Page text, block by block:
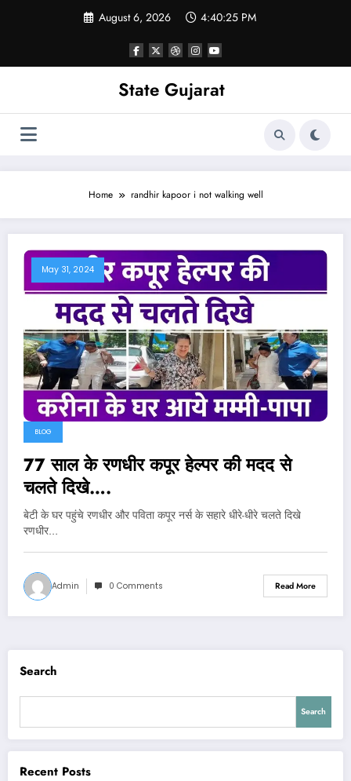
August 6, 2026 4:40:25 PM
State Gujarat
Home randhir kapoor i not walking well
May 31, 2024
BLOG
77 साल के रणधीर कपूर हेल्पर की मदद से
चलते दिखे….
बेटी के घर पहुंचे रणधीर और पविता कपूर नर्स के सहारे धीरे-धीरे चलते दिखे
रणधीर…
Admin 0 Comments Read More
Search
Search
Recent Posts